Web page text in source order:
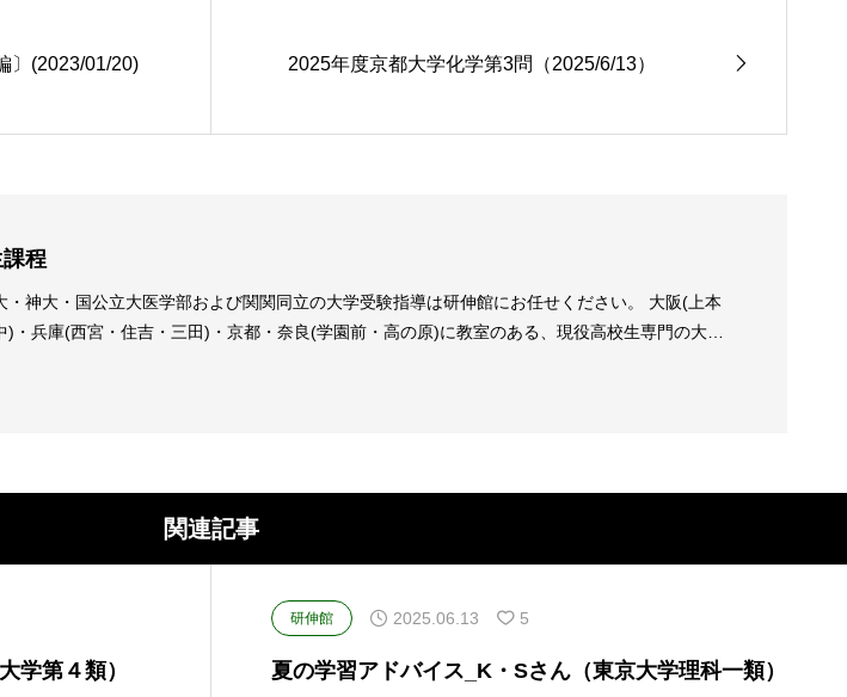
〕(2023/01/20) 2025年度京都大学化学第3問（2025/6/13）
程
・神大・国公立大医学部および関関同立の大学受験指導は研伸館にお任せください。 大阪(上本
)・兵庫(西宮・住吉・三田)・京都・奈良(学園前・高の原)に教室のある、現役高校生専門の大学
です。
関連記事
学第４類）
研伸館 2025.06.13 5
夏の学習アドバイス_K・Sさん（東京大学理科一類）